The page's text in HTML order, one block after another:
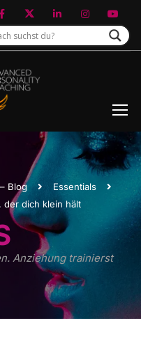
Blog
Essentials
der dich klein hält
Anziehung trainierst